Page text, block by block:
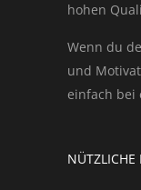
hohen
Wenn du
und
einfach bei
NÜTZLICHE